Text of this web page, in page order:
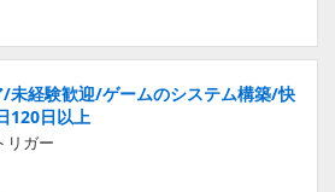
未経験歓迎/ゲームのシステム構築/快
120日以上
リガー